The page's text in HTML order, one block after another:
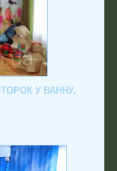
У ВАННУ,